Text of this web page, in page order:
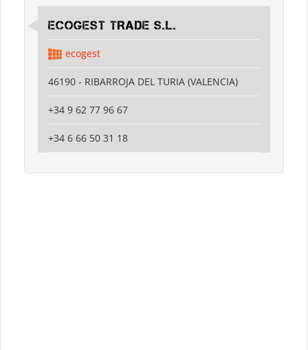
ECOGEST TRADE S.L.
ecogest
46190 - RIBARROJA DEL TURIA (VALENCIA)
+34 9 62 77 96 67
+34 6 66 50 31 18